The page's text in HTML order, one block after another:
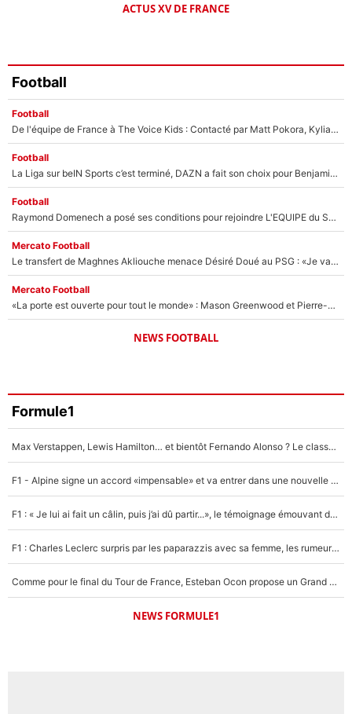
ACTUS XV DE FRANCE
Football
Football
De l'équipe de France à The Voice Kids : Contacté par Matt Pokora, Kylian Mbappé a accepté de jouer un rôle inédit sur TF1 !
Football
La Liga sur beIN Sports c’est terminé, DAZN a fait son choix pour Benjamin Da Silva et Omar Da Fonseca !
Football
Raymond Domenech a posé ses conditions pour rejoindre L'EQUIPE du Soir : Il refuse de faire l'émission avec un autre chroniqueur !
Mercato Football
Le transfert de Maghnes Akliouche menace Désiré Doué au PSG : «Je valide à 200%»
Mercato Football
«La porte est ouverte pour tout le monde» : Mason Greenwood et Pierre-Emerick Aubameyang ont quitté l'OM, Amine Gouiri balance sur la suite du mercato et sur la réaction du vestiaire !
NEWS FOOTBALL
Formule1
Max Verstappen, Lewis Hamilton… et bientôt Fernando Alonso ? Le classement des pilotes les mieux payés en Formule 1 risque de changer !
F1 - Alpine signe un accord «impensable» et va entrer dans une nouvelle dimension : Grande nouvelle pour Pierre Gasly !
F1 : « Je lui ai fait un câlin, puis j’ai dû partir...», le témoignage émouvant de Max Verstappen sur sa fille
F1 : Charles Leclerc surpris par les paparazzis avec sa femme, les rumeurs étaient vraies !
Comme pour le final du Tour de France, Esteban Ocon propose un Grand Prix de Formule 1 à Paris : «Autour de l’Arc de Triomphe, ce serait génial» !
NEWS FORMULE1